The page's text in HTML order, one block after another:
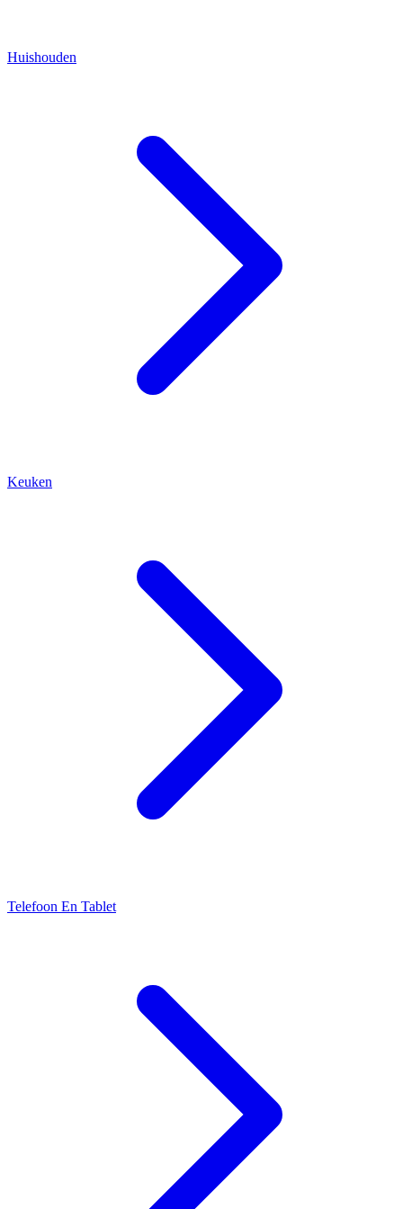
Huishouden
Keuken
Telefoon En Tablet